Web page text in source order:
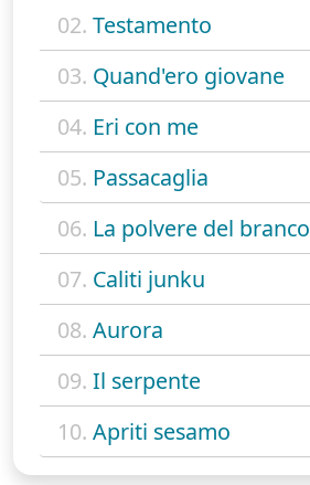
02. Testamento
03. Quand'ero giovane
04. Eri con me
05. Passacaglia
06. La polvere del branco
07. Caliti junku
08. Aurora
09. Il serpente
10. Apriti sesamo